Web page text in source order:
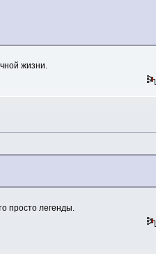
жизни.
просто легенды.